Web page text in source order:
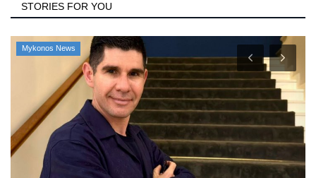
STORIES FOR YOU
Mykonos News